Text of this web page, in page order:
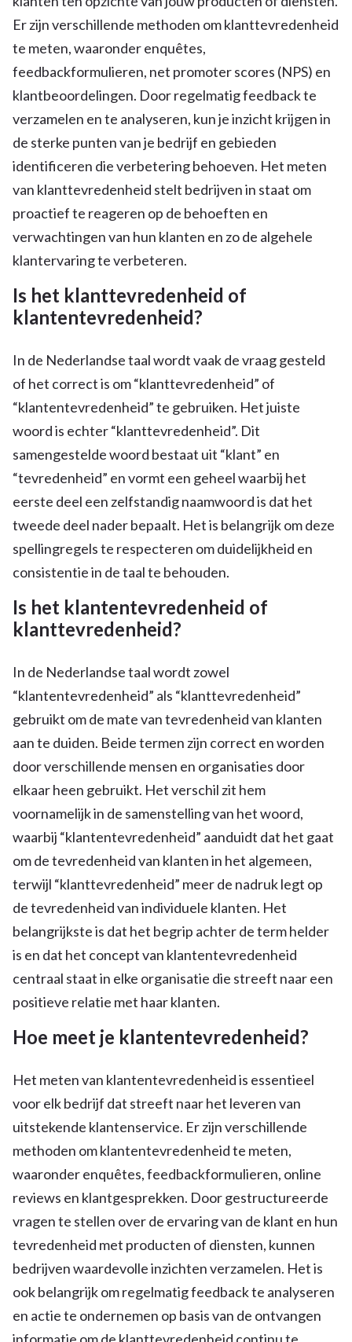
Er zijn verschillende methoden om klanttevredenheid
te meten, waaronder enquêtes,
feedbackformulieren, net promoter scores (NPS) en
klantbeoordelingen. Door regelmatig feedback te
verzamelen en te analyseren, kun je inzicht krijgen in
de sterke punten van je bedrijf en gebieden
identificeren die verbetering behoeven. Het meten
van klanttevredenheid stelt bedrijven in staat om
proactief te reageren op de behoeften en
verwachtingen van hun klanten en zo de algehele
klantervaring te verbeteren.
Is het klanttevredenheid of
klantentevredenheid?
In de Nederlandse taal wordt vaak de vraag gesteld
of het correct is om “klanttevredenheid” of
“klantentevredenheid” te gebruiken. Het juiste
woord is echter “klanttevredenheid”. Dit
samengestelde woord bestaat uit “klant” en
“tevredenheid” en vormt een geheel waarbij het
eerste deel een zelfstandig naamwoord is dat het
tweede deel nader bepaalt. Het is belangrijk om deze
spellingregels te respecteren om duidelijkheid en
consistentie in de taal te behouden.
Is het klantentevredenheid of
klanttevredenheid?
In de Nederlandse taal wordt zowel
“klantentevredenheid” als “klanttevredenheid”
gebruikt om de mate van tevredenheid van klanten
aan te duiden. Beide termen zijn correct en worden
door verschillende mensen en organisaties door
elkaar heen gebruikt. Het verschil zit hem
voornamelijk in de samenstelling van het woord,
waarbij “klantentevredenheid” aanduidt dat het gaat
om de tevredenheid van klanten in het algemeen,
terwijl “klanttevredenheid” meer de nadruk legt op
de tevredenheid van individuele klanten. Het
belangrijkste is dat het begrip achter de term helder
is en dat het concept van klantentevredenheid
centraal staat in elke organisatie die streeft naar een
positieve relatie met haar klanten.
Hoe meet je klantentevredenheid?
Het meten van klantentevredenheid is essentieel
voor elk bedrijf dat streeft naar het leveren van
uitstekende klantenservice. Er zijn verschillende
methoden om klantentevredenheid te meten,
waaronder enquêtes, feedbackformulieren, online
reviews en klantgesprekken. Door gestructureerde
vragen te stellen over de ervaring van de klant en hun
tevredenheid met producten of diensten, kunnen
bedrijven waardevolle inzichten verzamelen. Het is
ook belangrijk om regelmatig feedback te analyseren
en actie te ondernemen op basis van de ontvangen
informatie om de klanttevredenheid continu te